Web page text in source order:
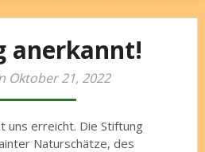
anerkannt!
Oktober 21, 2022
uns erreicht. Die Stiftung
Naturschätze, des